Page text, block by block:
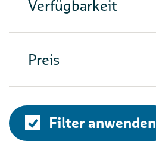
Verfügbarkeit
Preis
Filter anwenden